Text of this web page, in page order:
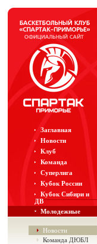
Заглавная
Новости
Клуб
Команда
Суперлига
Кубок России
Кубок Сибири и
ДВ
Молодежные
Новости
Команда ДЮБЛ